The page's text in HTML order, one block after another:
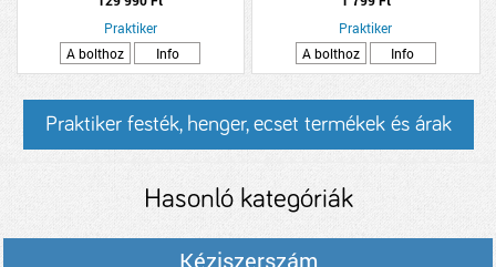
Praktiker
A bolthoz
Info
Praktiker
A bolthoz
Info
Praktiker festék, henger, ecset termékek és árak
Hasonló kategóriák
Kéziszerszám